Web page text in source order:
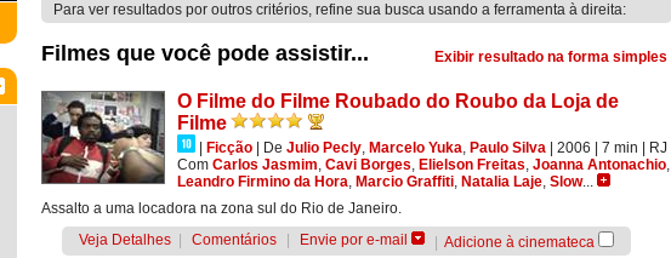
Para ver resultados por outros critérios, refine sua busca usando a ferramenta à direita:
Exibir resultado na forma simples
Filmes que você pode assistir...
O Filme do Filme Roubado do Roubo da Loja de
Filme
Ficção De Julio Pecly, Marcelo Yuka, Paulo Silva | 2006 | 7 min
RJ
Com Carlos Jasmim, Cavi Borges, Elielson Freitas, Joanna Antonachio,
Leandro Firmino da Hora, Marcio Graffiti, Natalia Laje, Slow...
Assalto a uma locadora na zona sul do Rio de Janeiro.
Veja Detalhes
Comentários Envie por e-mail Adicione à cinemateca